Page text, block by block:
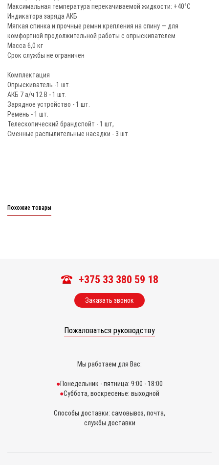
Максимальная температура перекачиваемой жидкости: +40°С
Индикатора заряда АКБ
Мягкая спинка и прочные ремни крепления на спину — для
комфортной продолжительной работы с опрыскивателем
Масса 6,0 кг
Срок службы не ограничен
Комплектация
Опрыскиватель -1 шт.
АКБ 7 а/ч 12 В - 1 шт.
Зарядное устройство - 1 шт.
Ремень - 1 шт.
Телескопический брандспойт - 1 шт,
Сменные распылительные насадки - 3 шт.
Похожие товары
+375 33 380 59 18
Заказать звонок
Пожаловаться руководству
Мы работаем для Вас:
Понедельник - пятница: 9:00 - 18:00
Суббота, воскресенье: выходной
Способы доставки: самовывоз, почта,
службы доставки